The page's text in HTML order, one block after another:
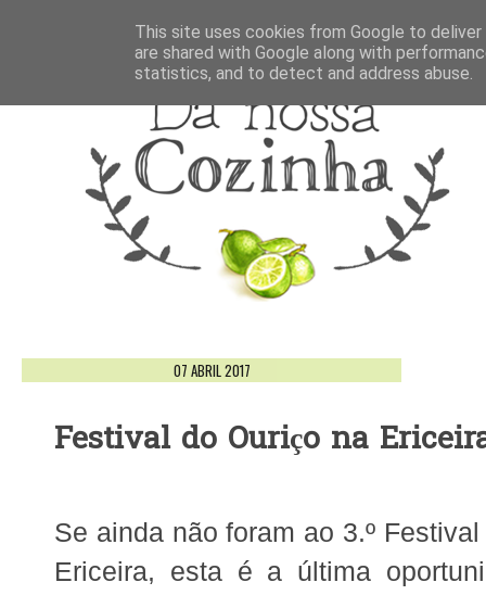
07 ABRIL 2017
Festival do Ouriço na
Se ainda não foram ao 3.º
Ericeira, esta é a última
This site uses cookies from Google to
are shared with Google along with
statistics, and to detect and address abuse.